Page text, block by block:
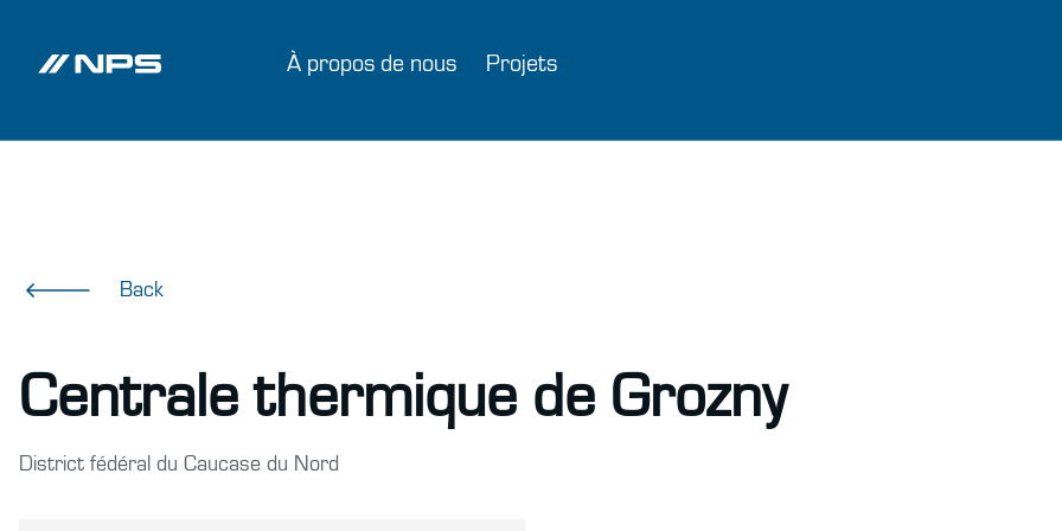
À propos de nous Projets
Back
Centrale thermique de Grozny
District fédéral du Caucase du Nord